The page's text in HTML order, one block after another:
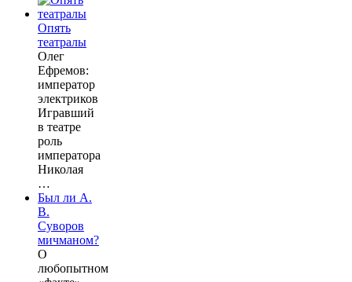
Опять
театралы
Олег
Ефремов:
император
электриков
Игравший
в театре
роль
императора
Николая
…
Был ли А.
В.
Суворов
мичманом?
О
любопытном